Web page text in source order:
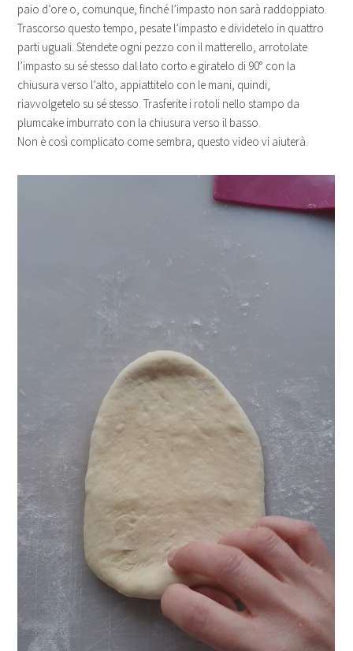
paio d’ore o, comunque, finché l’impasto non sarà raddoppiato.
Trascorso questo tempo, pesate l’impasto e dividetelo in quattro
parti uguali. Stendete ogni pezzo con il matterello, arrotolate
l’impasto su sé stesso dal lato corto e giratelo di 90° con la
chiusura verso l’alto, appiattitelo con le mani, quindi,
riavvolgetelo su sé stesso. Trasferite i rotoli nello stampo da
plumcake imburrato con la chiusura verso il basso.
Non è così complicato come sembra, questo video vi aiuterà.